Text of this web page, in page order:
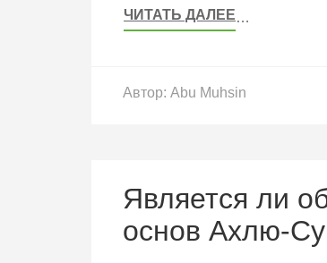
…
ЧИТАТЬ ДАЛЕЕ
Автор: Abu Muhsin
Является ли
основ Ахлю-